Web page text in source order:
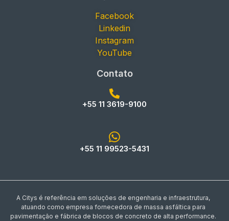
Facebook
Linkedin
Instagram
YouTube
Contato
+55 11 3619-9100
+55 11 99523-5431
A Citys é referência em soluções de engenharia e infraestrutura,
atuando como empresa fornecedora de massa asfáltica para
pavimentação e fábrica de blocos de concreto de alta performance.